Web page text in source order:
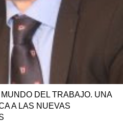
DEL TRABAJO. UNA
A LAS NUEVAS